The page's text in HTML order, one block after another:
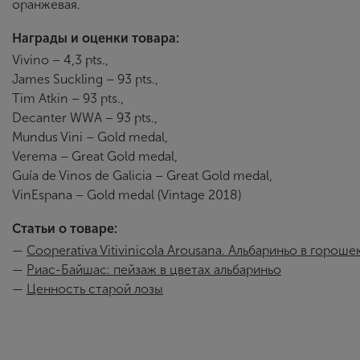
оранжевая.
Награды и оценки товара:
Vivino – 4,3 pts.,
James Suckling – 93 pts.,
Tim Atkin – 93 pts.,
Decanter WWA – 93 pts.,
Mundus Vini – Gold medal,
Verema – Great Gold medal,
Guía de Vinos de Galicia – Great Gold medal,
VinEspana – Gold medal (Vintage 2018)
Статьи о товаре:
— Cooperativa Vitivinicola Аrоusаnа. Альбариньо в
— Риас-Байшас: пейзаж в цветах альбариньо
— Ценность старой лозы